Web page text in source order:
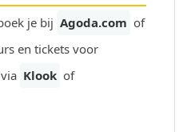
je bij Agoda.com of
en tickets voor
Klook of